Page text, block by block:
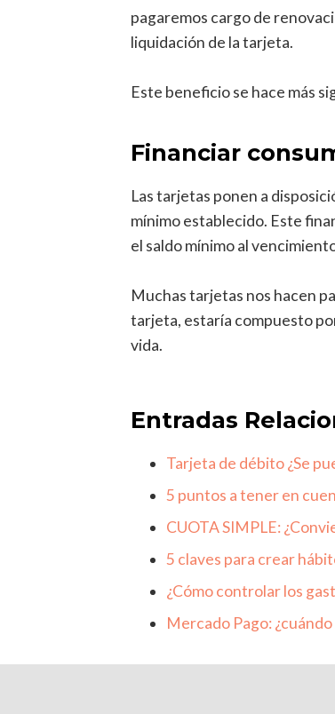
pagaremos cargo de
liquidación de la tarjeta.
Este beneficio se hace más
Financiar
Las tarjetas ponen a
mínimo establecido. Este
el saldo mínimo al
Muchas tarjetas nos hacen
tarjeta, estaría compuesto
vida.
Entradas
Tarjeta de débito ¿Se
5 puntos a tener en
CUOTA SIMPLE:
5 claves para crear
¿Cómo controlar los
Mercado Pago: